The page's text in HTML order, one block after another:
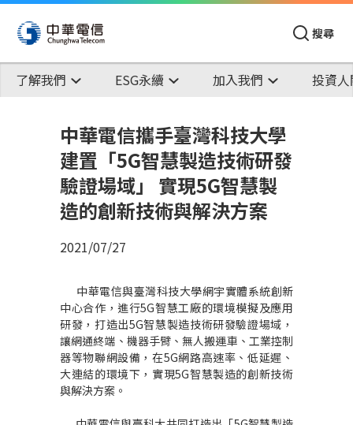
搜尋
了解我們 ESG永續 加入我們 投資
中華電信攜手臺灣科技大學
建置「5G智慧製造技術研發
驗證場域」 實現5G智慧製
造的創新技術與解決方案
2021/07/27
中華電信與臺灣科技大學網宇實體系統創新
中心合作，進行5G智慧工廠的環境模擬及應用
研發，打造出5G智慧製造技術研發驗證場域，
讓網通終端、機器手臂、無人搬運車、工業控制
器等物聯網設備，在5G網路高速率、低延遲、
大連結的環境下，實現5G智慧製造的創新技術
與解決方案。